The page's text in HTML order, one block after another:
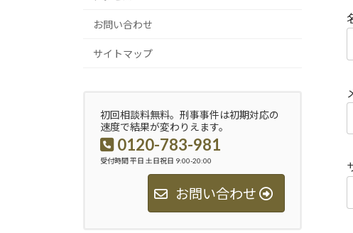
お問い合わせ
サイトマップ
初回相談料無料。刑事事件は初期対応の
速度で結果が変わりえます。
0120-783-981
受付時間 平日 土日祝日 9:00-20:00
お問い合わせ